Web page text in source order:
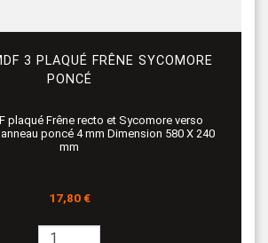
3 PLAQUÉ FRÊNE SYCOMORE
PONCÉ
plaqué Frêne recto et Sycomore verso
poncé 4 mm Dimension 580 X 240
mm
Prix
17,80 €